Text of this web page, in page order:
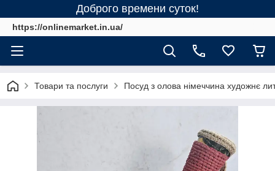
Доброго времени суток!
https://onlinemarket.in.ua/
Товари та послуги Посуд з олова німеччина художнє